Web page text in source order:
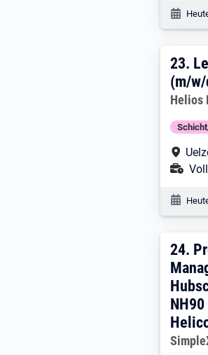
23.
23.
(m/
Helios
24.
24.